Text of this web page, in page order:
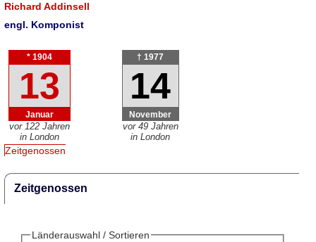
Richard Addinsell
engl. Komponist
* 1904
13
Januar
vor 122 Jahren
in London
† 1977
14
November
vor 49 Jahren
in London
Zeitgenossen
Zeitgenossen
Länderauswahl / Sortieren